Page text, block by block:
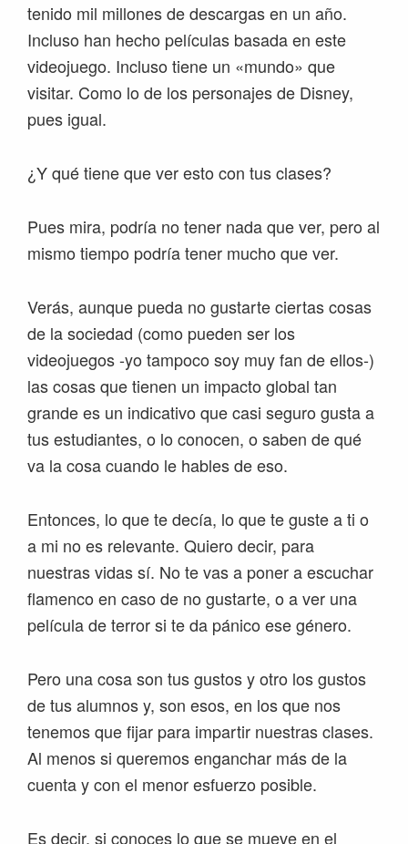
tenido mil millones de descargas en un año.
Incluso han hecho películas basada en este
videojuego. Incluso tiene un «mundo» que
visitar. Como lo de los personajes de Disney,
pues igual.
¿Y qué tiene que ver esto con tus clases?
Pues mira, podría no tener nada que ver, pero al
mismo tiempo podría tener mucho que ver.
Verás, aunque pueda no gustarte ciertas cosas
de la sociedad (como pueden ser los
videojuegos -yo tampoco soy muy fan de ellos-)
las cosas que tienen un impacto global tan
grande es un indicativo que casi seguro gusta a
tus estudiantes, o lo conocen, o saben de qué
va la cosa cuando le hables de eso.
Entonces, lo que te decía, lo que te guste a ti o
a mi no es relevante. Quiero decir, para
nuestras vidas sí. No te vas a poner a escuchar
flamenco en caso de no gustarte, o a ver una
película de terror si te da pánico ese género.
Pero una cosa son tus gustos y otro los gustos
de tus alumnos y, son esos, en los que nos
tenemos que fijar para impartir nuestras clases.
Al menos si queremos enganchar más de la
cuenta y con el menor esfuerzo posible.
Es decir, si conoces lo que se mueve en el